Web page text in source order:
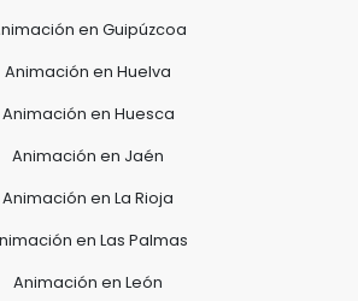
en Guipúzcoa
Animación en Huelva
Animación en Huesca
Animación en Jaén
Animación en La Rioja
en Las Palmas
Animación en León